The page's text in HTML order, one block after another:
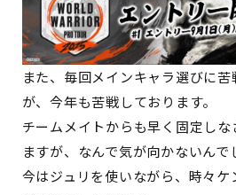
また、毎回メインキャラ選びに
が、今年も苦戦しております。
チームメイトからも早く固定しな
ますが、なんで気が向かないんで
今はジュリを使いながら、時々